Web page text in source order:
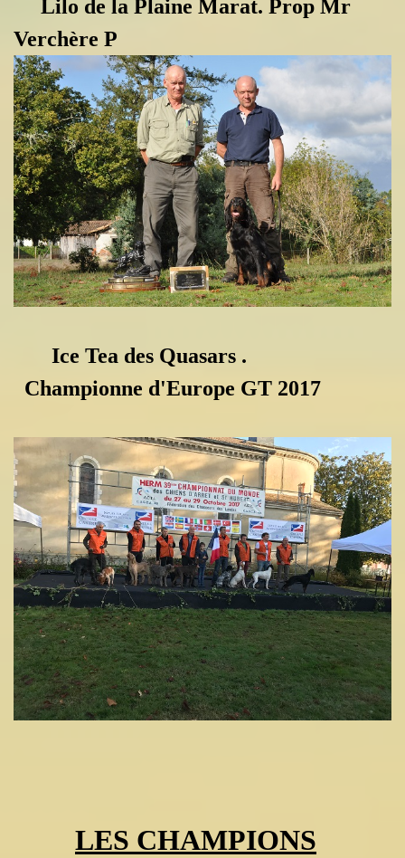
Lilo de la Plaine Marat. Prop Mr
Verchère P
Ice Tea des Quasars .
Championne d'Europe GT 2017
LES CHAMPIONS